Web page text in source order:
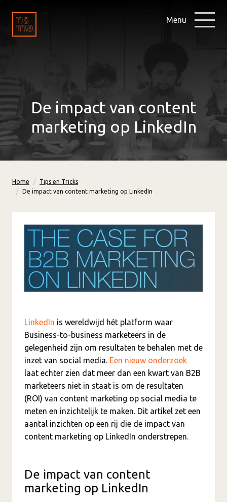
Menu
De impact van content
marketing op LinkedIn
Home
Tips en Tricks
De impact van content marketing op LinkedIn
LinkedIn is wereldwijd hét platform waar
Business-to-business marketeers in de
gelegenheid zijn om resultaten te behalen met de
inzet van social media. Een nieuw onderzoek
laat echter zien dat meer dan een kwart van B2B
marketeers niet in staat is om de resultaten
(ROI) van content marketing op social media te
meten en inzichtelijk te maken. Dit artikel zet een
aantal inzichten op een rij die de impact van
content marketing op LinkedIn onderstrepen.
De impact van content
marketing op LinkedIn